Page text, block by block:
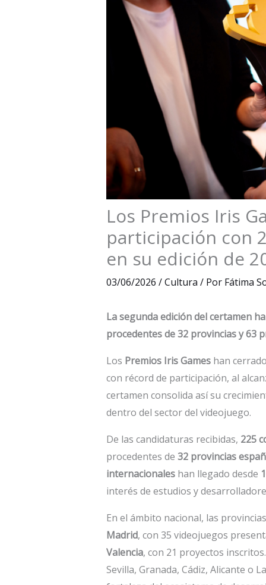
Los Premios Iris
participación con
en su edición de
03/06/2026 /Cultura / Por Fátima
La segunda edición del certamen
procedentes de 32 provincias y 63
Los Premios Iris Gameshan
con récord de participación, al
certamen consolida así su
dentro del sector del videojuego.
De las candidaturas recibidas, 225
procedentes de 32 provincias
internacionaleshan llegado desde
interés de estudios y
En el ámbito nacional, las
Madrid, con 35 videojuegos
Valencia, con 21 proyectos
Sevilla, Granada, Cádiz, Alicante o